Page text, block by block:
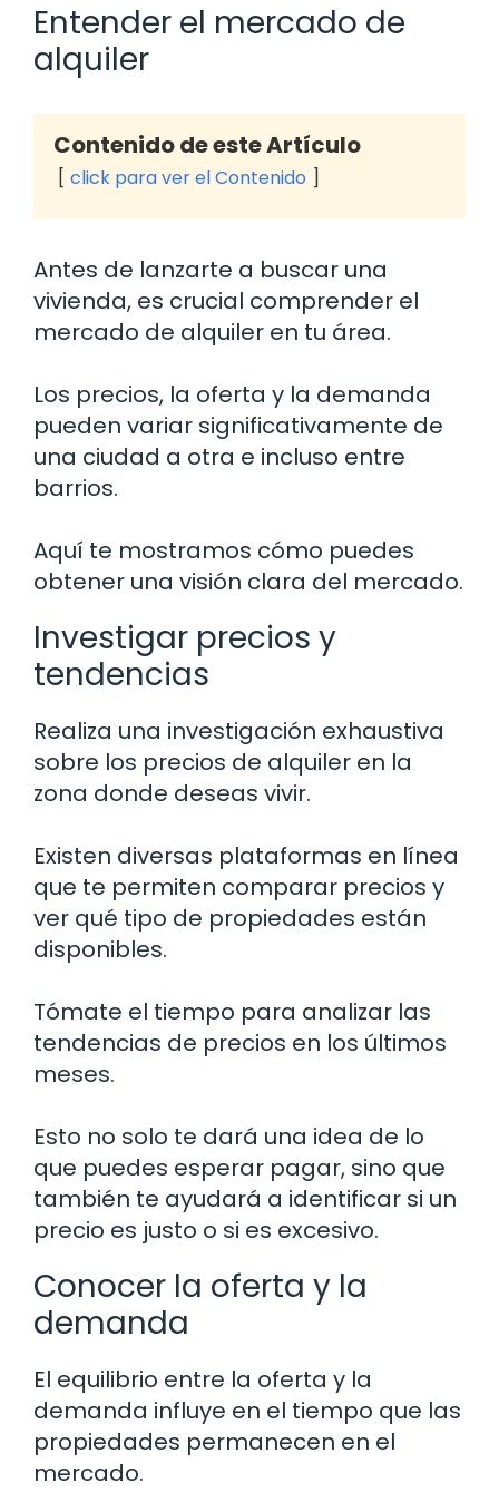
Entender el mercado de
alquiler
Contenido de este Artículo
click para ver el Contenido
Antes de lanzarte a buscar una
vivienda, es crucial comprender el
mercado de alquiler en tu área.
Los precios, la oferta y la demanda
pueden variar significativamente de
una ciudad a otra e incluso entre
barrios.
Aquí te mostramos cómo puedes
obtener una visión clara del mercado.
Investigar precios y
tendencias
Realiza una investigación exhaustiva
sobre los precios de alquiler en la
zona donde deseas vivir.
Existen diversas plataformas en línea
que te permiten comparar precios y
ver qué tipo de propiedades están
disponibles.
Tómate el tiempo para analizar las
tendencias de precios en los últimos
meses.
Esto no solo te dará una idea de lo
que puedes esperar pagar, sino que
también te ayudará a identificar si un
precio es justo o si es excesivo.
Conocer la oferta y la
demanda
El equilibrio entre la oferta y la
demanda influye en el tiempo que las
propiedades permanecen en el
mercado.